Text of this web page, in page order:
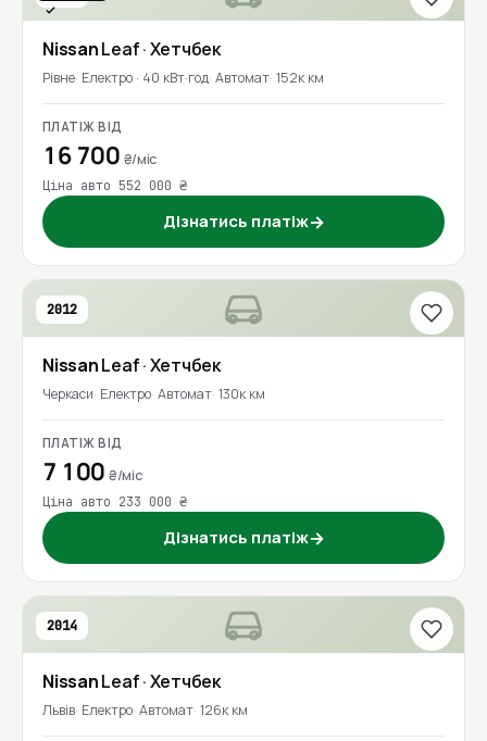
Перевірено
NissanLeaf· Хетчбек
Рівне Електро · 40 кВт·год Автомат 152к км
ПЛАТІЖ ВІД
16 700 ₴/міс
Ціна авто 552 000 ₴
Дізнатись платіж→
2012
NissanLeaf· Хетчбек
Черкаси Електро Автомат 130к км
ПЛАТІЖ ВІД
7 100₴/міс
Ціна авто 233 000 ₴
Дізнатись платіж→
2014
NissanLeaf· Хетчбек
Львів Електро Автомат 126к км